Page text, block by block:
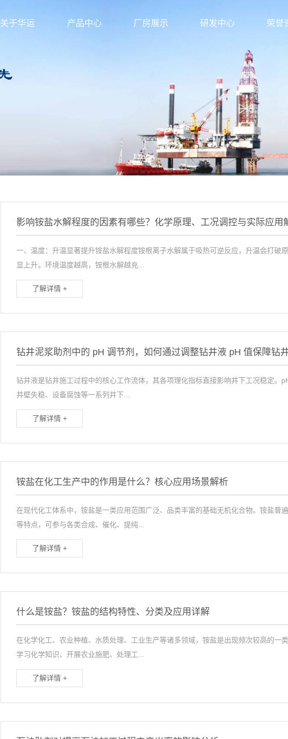
关于华运 产品中心 厂房展示 研发中心 荣誉
影响铵盐水解程度的因素有哪些？化学原理、工况调控与实际应用
一、温度：升温显著提升铵盐水解程度铵根离子水解属于吸热可逆反应，升温会打破
显上升。环境温度越高，铵根水解越充...
了解详情 +
钻井泥浆助剂中的 pH 调节剂，如何通过调整钻井液 pH 值保障钻井
钻井液是钻井施工过程中的核心工作流体，其各项理化指标直接影响井下工况稳定。
井壁失稳、设备腐蚀等一系列井下...
了解详情 +
铵盐在化工生产中的作用是什么？核心应用场景解析
在现代化工体系中，铵盐是一类应用范围广泛、品类丰富的基础无机化合物。铵盐普
等特点，可参与各类合成、催化、提纯...
了解详情 +
什么是铵盐？铵盐的结构特性、分类及应用详解
在化学化工、农业种植、水质处理、工业生产等诸多领域，铵盐是出现频次较高的一
学习化学知识、开展农业施肥、处理工...
了解详情 +